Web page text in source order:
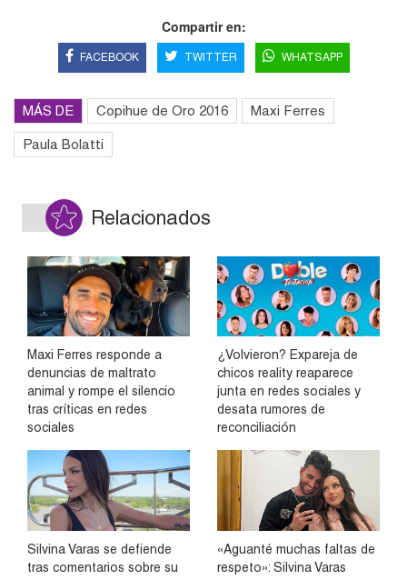
Compartir en:
FACEBOOK TWITTER WHATSAPP
MÁS DE Copihue de Oro 2016 Maxi Ferres
Paula Bolatti
Relacionados
Maxi Ferres responde a
denuncias de maltrato
animal y rompe el silencio
tras críticas en redes
sociales
¿Volvieron? Expareja de
chicos reality reaparece
junta en redes sociales y
desata rumores de
reconciliación
Silvina Varas se defiende
tras comentarios sobre su
«Aguanté muchas faltas de
respeto»: Silvina Varas